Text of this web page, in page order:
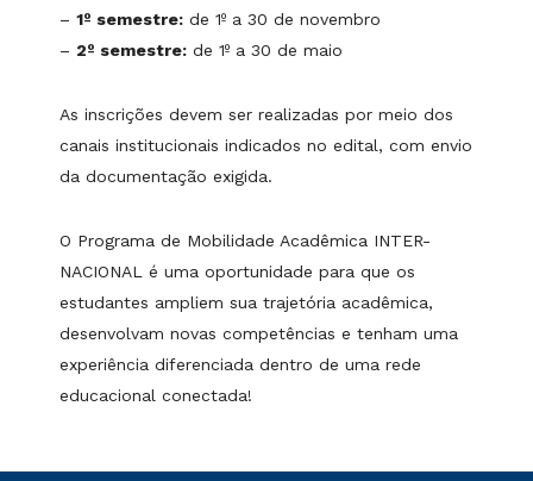
– 1º semestre: de 1º a 30 de novembro
– 2º semestre: de 1º a 30 de maio
As inscrições devem ser realizadas por meio dos
canais institucionais indicados no edital, com envio
da documentação exigida.
O Programa de Mobilidade Acadêmica INTER-
NACIONAL é uma oportunidade para que os
estudantes ampliem sua trajetória acadêmica,
desenvolvam novas competências e tenham uma
experiência diferenciada dentro de uma rede
educacional conectada!